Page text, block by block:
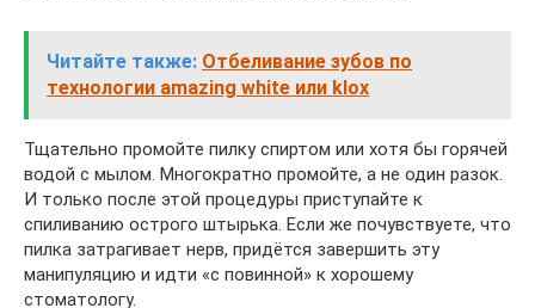
Читайте также: Отбеливание зубов по
технологии amazing white или klox
Тщательно промойте пилку спиртом или хотя бы горячей
водой с мылом. Многократно промойте, а не один разок.
И только после этой процедуры приступайте к
спиливанию острого штырька. Если же почувствуете, что
пилка затрагивает нерв, придётся завершить эту
манипуляцию и идти «с повинной» к хорошему
стоматологу.